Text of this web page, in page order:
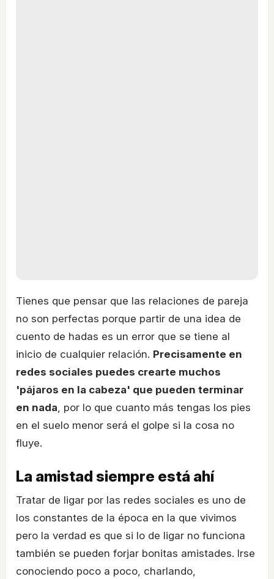
Tienes que pensar que las relaciones de pareja
no son perfectas porque partir de una idea de
cuento de hadas es un error que se tiene al
inicio de cualquier relación. Precisamente en
redes sociales puedes crearte muchos
'pájaros en la cabeza' que pueden terminar
en nada , por lo que cuanto más tengas los pies
en el suelo menor será el golpe si la cosa no
fluye.
La amistad siempre está ahí
Tratar de ligar por las redes sociales es uno de
los constantes de la época en la que vivimos
pero la verdad es que si lo de ligar no funciona
también se pueden forjar bonitas amistades. Irse
conociendo poco a poco, charlando,